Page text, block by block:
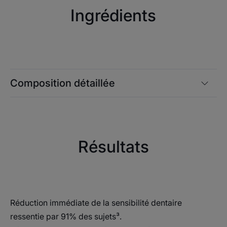
Ingrédients
Composition détaillée
Résultats
Réduction immédiate de la sensibilité dentaire
ressentie par 91% des sujets³.